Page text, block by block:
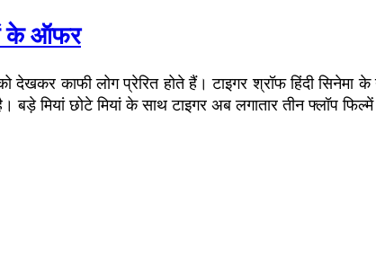
के ऑफर
काफी लोग प्रेरित होते हैं। टाइगर श्रॉफ हिंदी सिनेमा
बड़े मियां छोटे मियां के साथ टाइगर अब लगातार तीन फ्लॉप